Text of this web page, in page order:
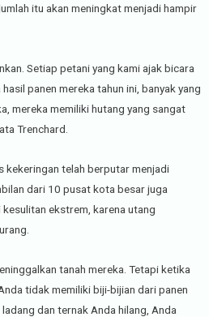
itu akan meningkat menjadi hampir
Setiap petani yang kami ajak bicara
panen mereka tahun ini, banyak yang
mereka memiliki hutang yang sangat
Trenchard.
kekeringan telah berputar menjadi
dari 10 pusat kota besar juga
ekstrem, karena utang
tanah mereka. Tetapi ketika
tidak memiliki biji-bijian dari panen
dan ternak Anda hilang, Anda